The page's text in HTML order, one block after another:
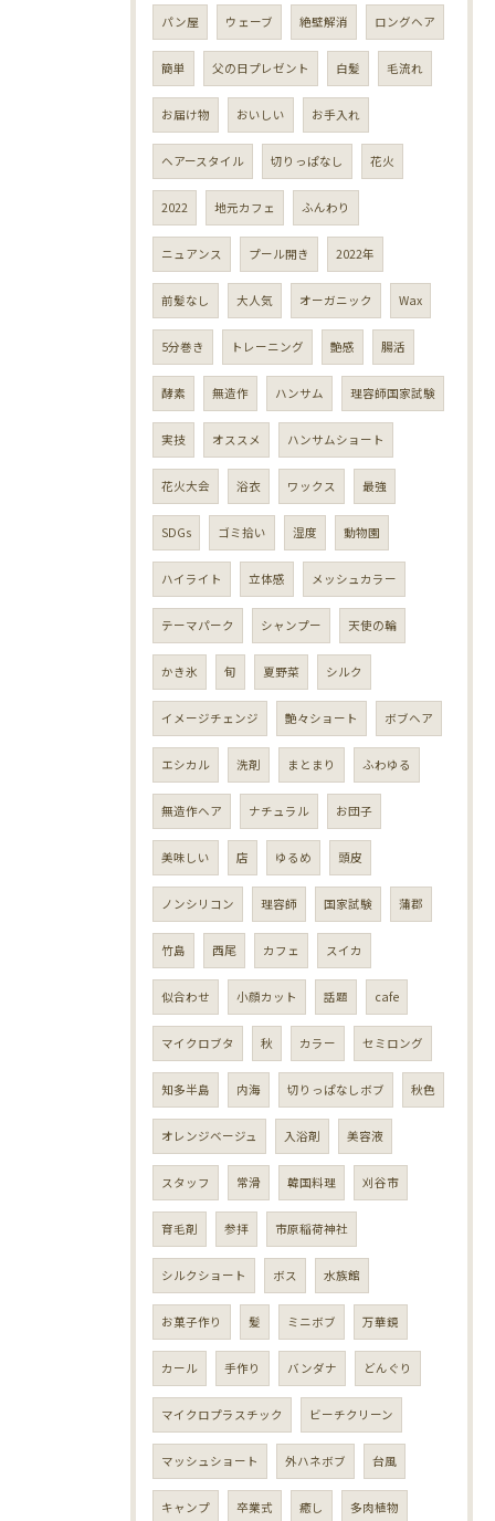
パン屋 ウェーブ 絶壁解消 ロングヘア
簡単 父の日プレゼント 白髪 毛流れ
お届け物 おいしい お手入れ
ヘアースタイル 切りっぱなし 花火
2022 地元カフェ ふんわり
ニュアンス プール開き 2022年
前髪なし 大人気 オーガニック Wax
5分巻き トレーニング 艶感 腸活
酵素 無造作 ハンサム 理容師国家試験
実技 オススメ ハンサムショート
花火大会 浴衣 ワックス 最強
SDGs ゴミ拾い 湿度 動物園
ハイライト 立体感 メッシュカラー
テーマパーク シャンプー 天使の輪
かき氷 旬 夏野菜 シルク
イメージチェンジ 艶々ショート ボブヘア
エシカル 洗剤 まとまり ふわゆる
無造作ヘア ナチュラル お団子
美味しい 店 ゆるめ 頭皮
ノンシリコン 理容師 国家試験 蒲郡
竹島 西尾 カフェ スイカ
似合わせ 小顔カット 話題 cafe
マイクロブタ 秋 カラー セミロング
知多半島 内海 切りっぱなしボブ 秋色
オレンジベージュ 入浴剤 美容液
スタッフ 常滑 韓国料理 刈谷市
育毛剤 参拝 市原稲荷神社
シルクショート ボス 水族館
お菓子作り 髪 ミニボブ 万華鏡
カール 手作り バンダナ どんぐり
マイクロプラスチック ビーチクリーン
マッシュショート 外ハネボブ 台風
キャンプ 卒業式 癒し 多肉植物